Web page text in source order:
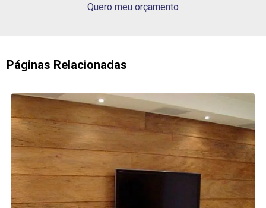
Quero meu orçamento
Páginas Relacionadas